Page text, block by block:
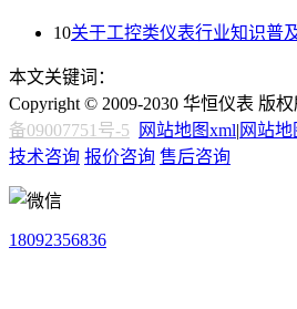
10关于工控类仪表行业知识普
本文关键词：
Copyright © 2009-2030 华恒仪表 版权
备09007751号-5
网站地图xml| 网站地
技术咨询 报价咨询 售后咨询
18092356836